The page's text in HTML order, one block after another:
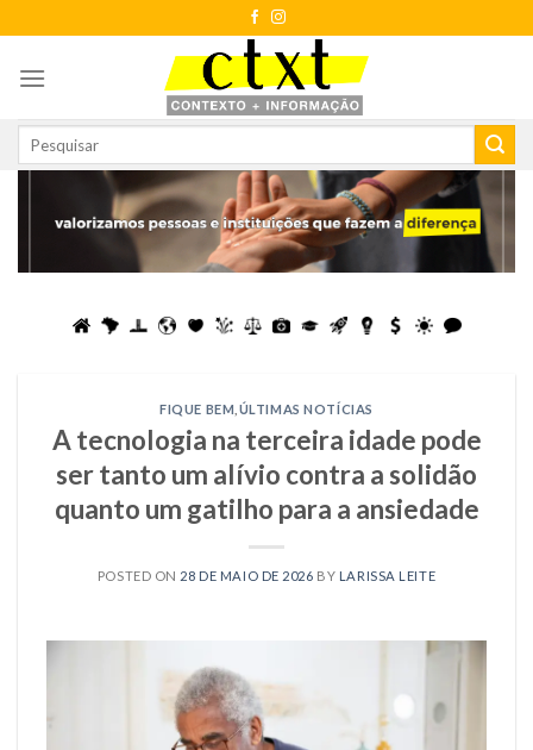
to
content
FIQUE BEM ÚLTIMAS NOTÍCIAS
A tecnologia na terceira idade pode
ser tanto um alívio contra a solidão
quanto um gatilho para a ansiedade
POSTED ON 28 DE MAIO DE 2026 BY LARISSA LEITE